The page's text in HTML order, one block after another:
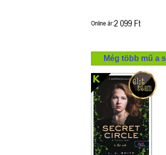
Online ár:2 099 Ft
Még több mű a